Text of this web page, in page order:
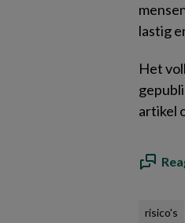
lastig
Het
artikel
risico's